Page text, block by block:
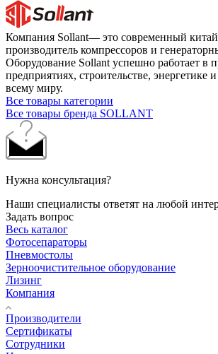
Компания Sollant— это современный
производитель компрессоров и
Оборудование Sollant успешно работает
предприятиях, строительстве, энергетике
всему миру.
Все товары категории
Все товары бренда SOLLANT
Нужна консультация?
Наши специалисты ответят на любой
Задать вопрос
Весь каталог
Фотосепараторы
Пневмостолы
Зерноочистительное оборудование
Лизинг
Компания
Производители
Сертификаты
Сотрудники